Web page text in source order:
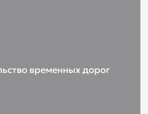
временных дорог